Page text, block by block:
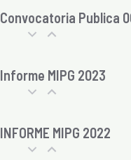
Convocatoria Publica
Informe MIPG 2023
INFORME MIPG 2022